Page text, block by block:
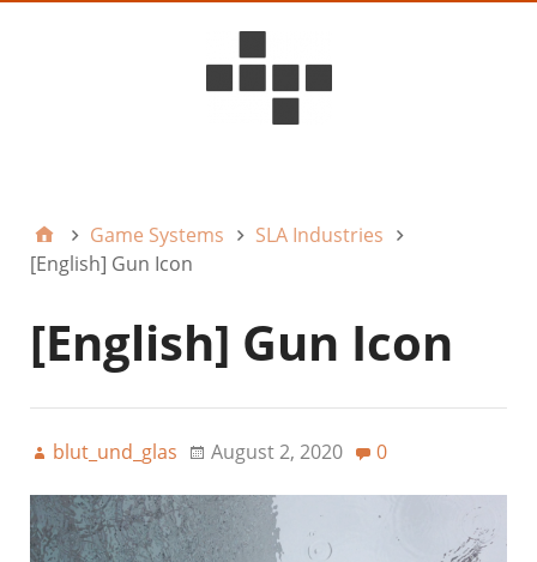
Game Systems
SLA Industries
[English] Gun Icon
[English] Gun Icon
blut_und_glas August 2, 2020 0